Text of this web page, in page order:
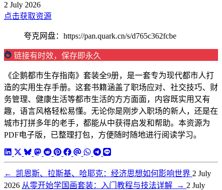
2 July 2026
点击获取资源
夸克网盘：https://pan.quark.cn/s/d765c362fcbe
链接有时效，保存即永久
《企鹅都市生存指南》套装全9册，是一套专为现代都市人打
造的实用生存手册。这套书籍涵盖了职场应对、社交技巧、财
务管理、健康生活等都市生活的方方面面，内容既实用又有
趣，语言风格轻松易懂。无论你是刚步入职场的新人，还是在
城市打拼多年的老手，都能从中获得启发和帮助。本资源为
PDF电子版，已整理打包，方便随时随地进行阅读学习。
← 凯恩斯、拉斯基、哈耶克：经济思想如何影响世界 2 July
2026 从零开始学国画套装：入门教程与技法详解 → 2 July